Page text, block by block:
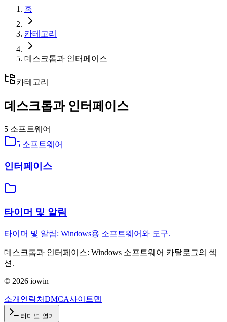
홈
카테고리
데스크톱과 인터페이스
카테고리
데스크톱과 인터페이스
5 소프트웨어
5 소프트웨어
인터페이스
타이머 및 알림
타이머 및 알림: Windows용 소프트웨어와 도구.
데스크톱과 인터페이스: Windows 소프트웨어 카탈로그의 섹
션.
© 2026 iowin
소개 연락처DMCA사이트맵
터미널 열기